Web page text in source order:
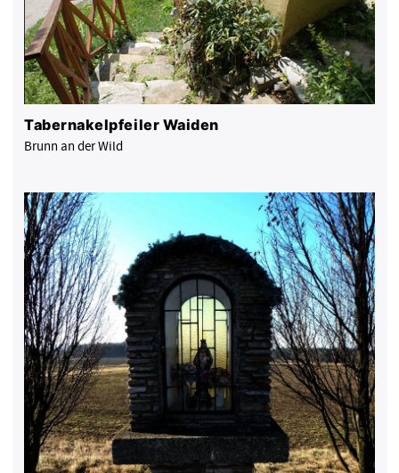
Tabernakelpfeiler Waiden
Brunn an der Wild